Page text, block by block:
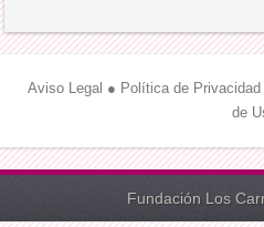
Aviso Legal ● Política de Privacidad
de
Fundación Los